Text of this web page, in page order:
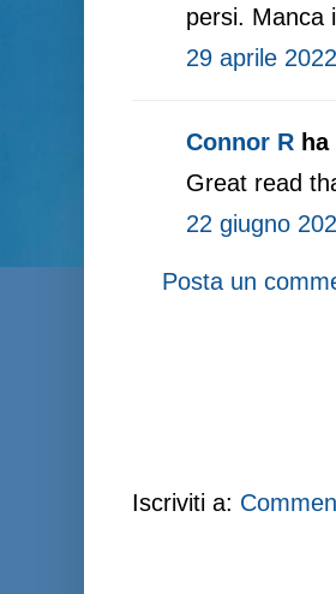
persi. Manca
29 aprile
Connor R ha
Great read
22 giugno
Posta un
Iscriviti a: